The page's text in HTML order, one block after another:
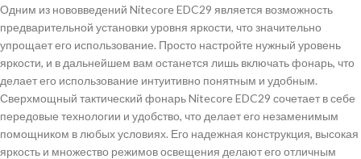
Одним из нововведений Nitecore EDC29 является возможность
предварительной установки уровня яркости, что значительно
упрощает его использование. Просто настройте нужный уровень
яркости, и в дальнейшем вам останется лишь включать фонарь, что
делает его использование интуитивно понятным и удобным.
Сверхмощный тактический фонарь Nitecore EDC29 сочетает в себе
передовые технологии и удобство, что делает его незаменимым
помощником в любых условиях. Его надежная конструкция, высокая
яркость и множество режимов освещения делают его отличным